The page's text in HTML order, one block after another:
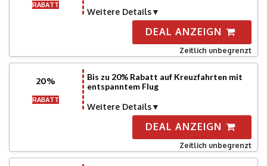
RABATT
Weitere Details
DEAL ANZEIGN
Zeitlich unbegrenzt
20%
RABATT
Bis zu 20% Rabatt auf Kreuzfahrten mit
entspanntem Flug
Weitere Details
DEAL ANZEIGN
Zeitlich unbegrenzt